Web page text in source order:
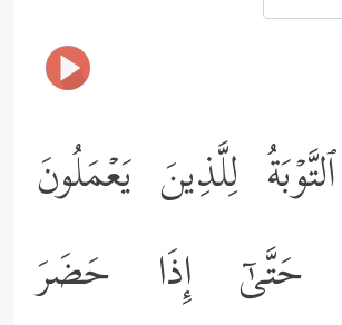
لِلَّذِینَ یَعۡمَلُونَ
حَتَّىٰۤ إِذَا حَضَرَ